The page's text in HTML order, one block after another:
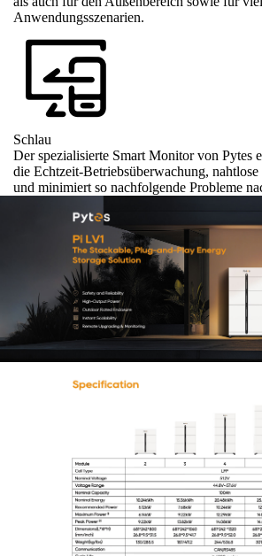
Anwendungsszenarien.
Schlau
Der spezialisierte Smart Monitor von Pytes
die Echtzeit-Betriebsüberwachung,
und minimiert so nachfolgende Probleme